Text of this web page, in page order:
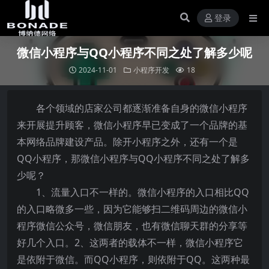
登录
微信小程序与QQ小程序不同之处了解多少呢
2024-11-01 小程序开发 18
各个领域的店家公司都逐渐准备自身的微信小程序
来开展提升顾客，微信小程序早已变成了一个品牌的基
本网络品牌建设产品。除开小程序之外，还有一个是
QQ小程序，那微信小程序与QQ小程序不同之处了解多
少呢？
1、流量入口不一样的。微信小程序的入口相比QQ
的入口略微多一些，因为它能够扫二维码周边的微信小
程序微信公众号，微信朋友，也有微信聊天群的分享等
好几个入口。2、这两者的载体不一样，微信小程序它
是依附于微信。而QQ小程序，则依附于QQ。这两种最